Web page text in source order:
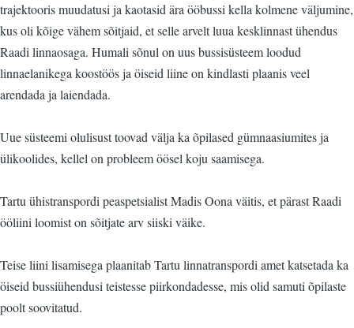
trajektooris muudatusi ja kaotasid ära ööbussi kella kolmene väljumine,
kus oli kõige vähem sõitjaid, et selle arvelt luua kesklinnast ühendus
Raadi linnaosaga. Humali sõnul on uus bussisüsteem loodud
linnaelanikega koostöös ja öiseid liine on kindlasti plaanis veel
arendada ja laiendada.
Uue süsteemi olulisust toovad välja ka õpilased gümnaasiumites ja
ülikoolides, kellel on probleem öösel koju saamisega.
Tartu ühistranspordi peaspetsialist Madis Oona väitis, et pärast Raadi
ööliini loomist on sõitjate arv siiski väike.
Teise liini lisamisega plaanitab Tartu linnatranspordi amet katsetada ka
öiseid bussiühendusi teistesse piirkondadesse, mis olid samuti õpilaste
poolt soovitatud.